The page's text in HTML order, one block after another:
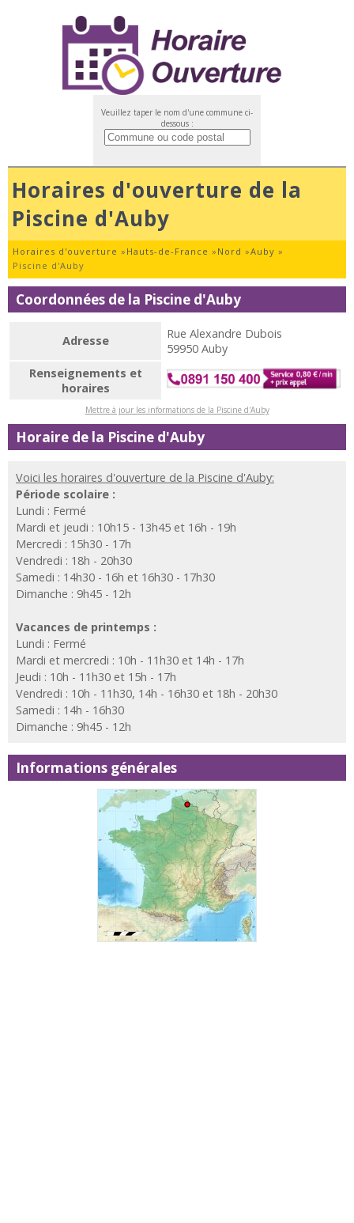
Veuillez taper le nom d'une commune ci-
dessous :
Horaires d'ouverture de la
Piscine d'Auby
Horaires d'ouverture » Hauts-de-France » Nord »Auby »
Piscine d'Auby
Coordonnées de la Piscine d'Auby
Adresse
Rue Alexandre Dubois
59950 Auby
Renseignements et
horaires
Mettre à jour les informations de la Piscine d'Auby
Horaire de la Piscine d'Auby
Voici les horaires d'ouverture de la Piscine d'Auby:
Période scolaire :
Lundi : Fermé
Mardi et jeudi : 10h15 - 13h45 et 16h - 19h
Mercredi : 15h30 - 17h
Vendredi : 18h - 20h30
Samedi : 14h30 - 16h et 16h30 - 17h30
Dimanche : 9h45 - 12h
Vacances de printemps :
Lundi : Fermé
Mardi et mercredi : 10h - 11h30 et 14h - 17h
Jeudi : 10h - 11h30 et 15h - 17h
Vendredi : 10h - 11h30, 14h - 16h30 et 18h - 20h30
Samedi : 14h - 16h30
Dimanche : 9h45 - 12h
Informations générales